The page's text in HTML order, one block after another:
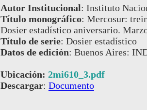
Autor Institucional: Instituto
Título monográfico: Mercosur:
Dosier estadístico aniversario.
Título de serie: Dosier estadístico
Datos de edición: Buenos Aires:
Ubicación: 2mi610_3.pdf
Descargar: Documento